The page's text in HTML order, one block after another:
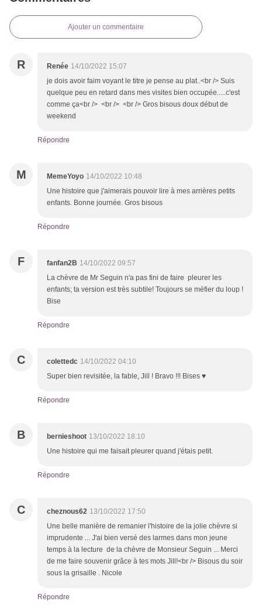
Ajouter un commentaire
R Renée 14/10/2022 15:07
je dois avoir faim voyant le titre je pense au plat..<br /> Suis
quelque peu en retard dans mes visites bien occupée.....c'est
comme ça<br /> <br /> <br /> Gros bisous doux début de
weekend
Répondre
M MemeYoyo 14/10/2022 10:48
Une histoire que j'aimerais pouvoir lire à mes arrières petits
enfants. Bonne journée. Gros bisous
Répondre
F fanfan2B 14/10/2022 09:57
La chèvre de Mr Seguin n'a pas fini de faire pleurer les
enfants; ta version est très subtile! Toujours se méfier du loup !
Bise
Répondre
C colettedc 14/10/2022 04:10
Super bien revisitée, la fable, Jill ! Bravo !!! Bises ♥
Répondre
B bernieshoot 13/10/2022 18:10
Une histoire qui me faisait pleurer quand j'étais petit.
Répondre
C cheznous62 13/10/2022 17:50
Une belle manière de remanier l'histoire de la jolie chèvre si
imprudente ... J'ai bien versé des larmes dans mon jeune
temps à la lecture de la chèvre de Monsieur Seguin ... Merci
de me faire souvenir grâce à tes mots Jill!<br /> Bisous du soir
sous la grisaille . Nicole
Répondre